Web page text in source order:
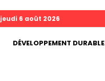
jeudi 6 août 2026
DÉVELOPPEMENT DURABLE